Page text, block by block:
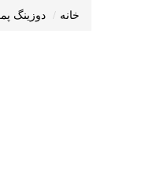
خانه دوزینگ